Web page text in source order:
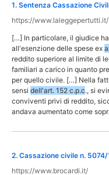
1. Sentenza Cassazione
https://www.laleggepertutti.it/
[…] In particolare, il giudice
all'esenzione delle spese ex
reddito superiore al limite di
familiari a carico in quanto
per quello civile. […] Nella
sensi dell'art. 152 c.p.c., si
conviventi privi di reddito,
andava aumentato come
2. Cassazione civile n.
https://www.brocardi.it/